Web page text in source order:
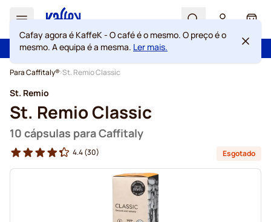
Ir para o Conteúdo
Search Cart
Portes grátis acima de 49 €
100 dias de direito de rescisão
Cafay agora é KaffeK - O café é o mesmo. O preço é o
mesmo. A equipa é a mesma. Ler mais.
Para Caffitaly® St. Remio Classic
St. Remio
St. Remio Classic
10 cápsulas para Caffitaly
4.4(30) Esgotado